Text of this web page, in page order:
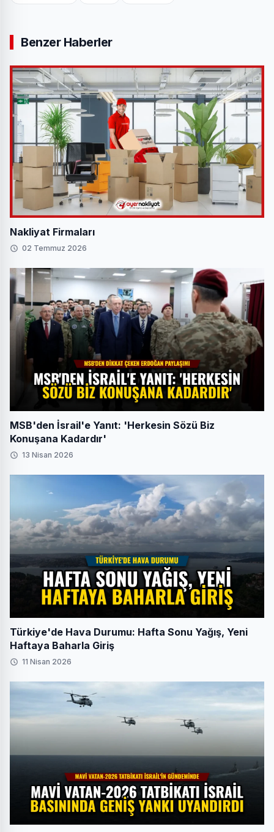
Benzer Haberler
Nakliyat Firmaları
02 Temmuz 2026
MSB'den İsrail'e Yanıt: 'Herkesin Sözü Biz
Konuşana Kadardır'
13 Nisan 2026
Türkiye'de Hava Durumu: Hafta Sonu Yağış, Yeni
Haftaya Baharla Giriş
11 Nisan 2026